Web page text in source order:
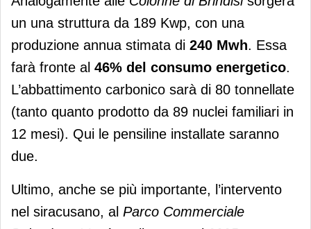
un una struttura da 189 Kwp, con una
produzione annua stimata di 240 Mwh. Essa
farà fronte al 46% del consumo energetico.
L’abbattimento carbonico sarà di 80 tonnellate
(tanto quanto prodotto da 89 nuclei familiari in
12 mesi). Qui le pensiline installate saranno
due.
Ultimo, anche se più importante, l’intervento
nel siracusano, al Parco Commerciale